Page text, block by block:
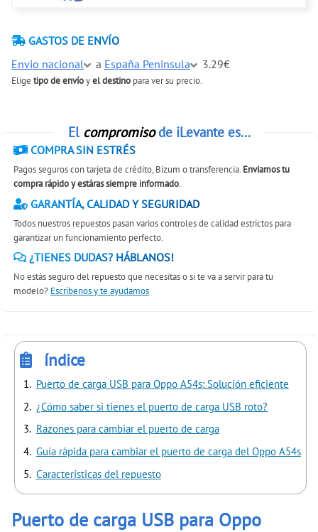
GASTOS DE ENVÍO
Envio nacional
a España Peninsula 3.29€
Elige tipo de envíoyel destino para ver su precio.
El compromisode iLevante es...
COMPRA SIN ESTRÉS
Pagos seguros con tarjeta de crédito, Bizum o transferencia. Enviamos tu
compra rápido y estáras siempre informado.
GARANTÍA, CALIDAD Y SEGURIDAD
Todos nuestros repuestos pasan varios controles de calidad estrictos para
garantizar un funcionamiento perfecto.
¿TIENES DUDAS? HÁBLANOS!
No estás seguro del repuesto que necesitas o si te va a servir para tu
modelo? Escríbenos y te ayudamos
índice
Puerto de carga USB para Oppo A54s: Solución eficiente
¿Cómo saber si tienes el puerto de carga USB roto?
Razones para cambiar el puerto de carga
Guía rápida para cambiar el puerto de carga del Oppo A54s
Características del repuesto
Puerto de carga USB para Oppo